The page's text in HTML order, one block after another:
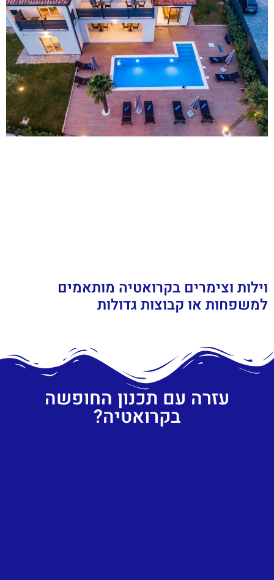
וילות וצימרים בקרואטיה מותאמים
למשפחות או קבוצות גדולות
עזרה עם תכנון החופשה
בקרואטיה?